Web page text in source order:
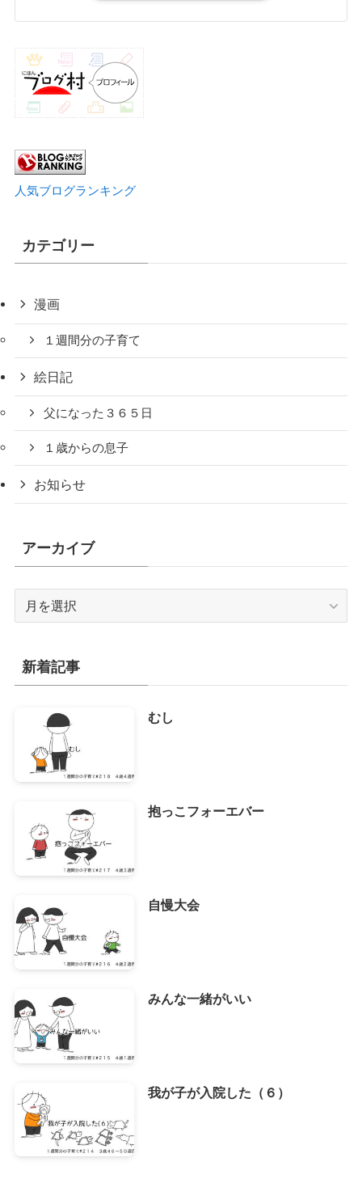
人気ブログランキング
カテゴリー
漫画
１週間分の子育て
絵日記
父になった３６５日
１歳からの息子
お知らせ
アーカイブ
イ
ブ
新着記事
むし
抱っこフォーエバー
自慢大会
みんな一緒がいい
我が子が入院した（６）